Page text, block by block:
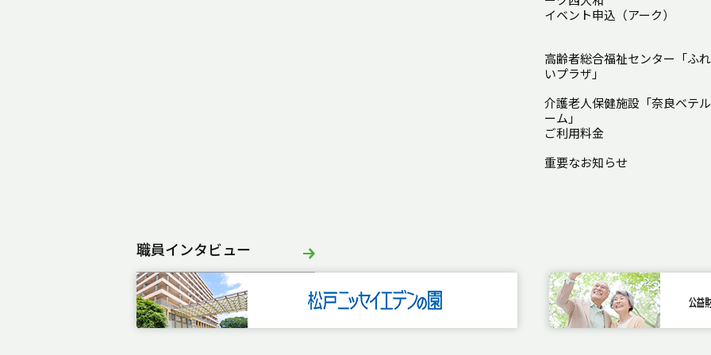
イベント申込（アーク）
高齢者総合福祉センター「ふ
いプラザ」
介護老人保健施設「奈良ベテ
ーム」
ご利用料金
重要なお知らせ
職員インタビュー